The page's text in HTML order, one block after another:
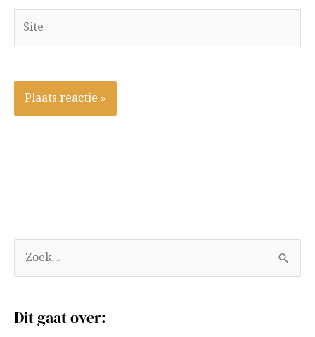
Site
o
k
Dit gaat over:
r
h